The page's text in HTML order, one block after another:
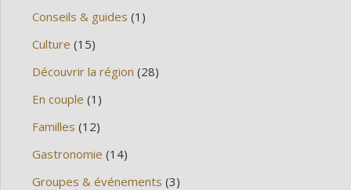
Conseils & guides (1)
Culture (15)
Découvrir la région (28)
En couple (1)
Familles (12)
Gastronomie (14)
Groupes & événements (3)